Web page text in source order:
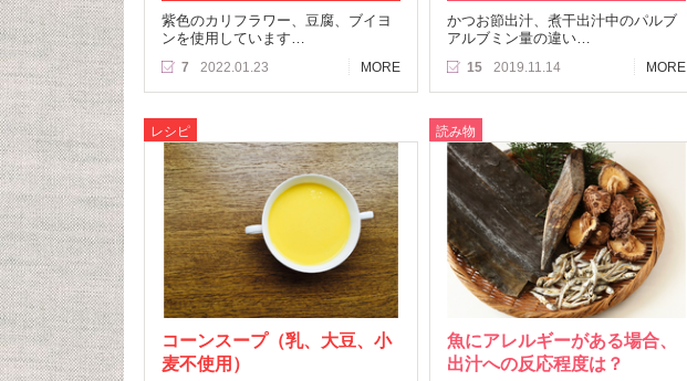
紫色のカリフラワー、豆腐、ブイヨ
ンを使用しています…
7 2022.01.23 MORE
かつお節出汁、煮干出汁中のパルブ
アルブミン量の違い…
15 2019.11.14 MORE
レシピ
コーンスープ（乳、大豆、小
麦不使用）
読み物
魚にアレルギーがある場合、
出汁への反応程度は？